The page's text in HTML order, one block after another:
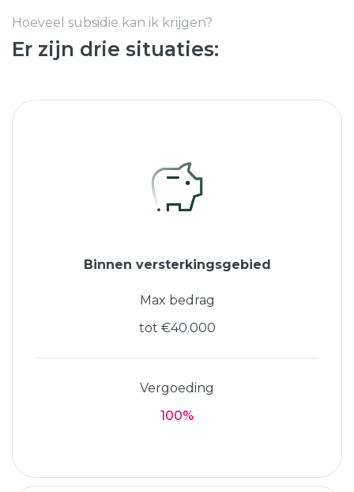
Hoeveel subsidie kan ik krijgen?
Er zijn drie situaties:
Binnen versterkingsgebied
Max bedrag
tot €40.000
Vergoeding
100%